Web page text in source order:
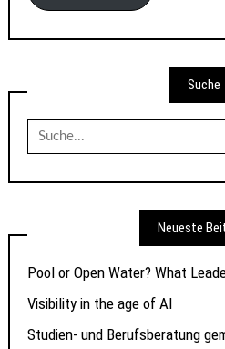
Suche
Suche
nach:
Neueste
Pool or Open Water? What
Visibility in the age of AI
Studien- und Berufsberatung